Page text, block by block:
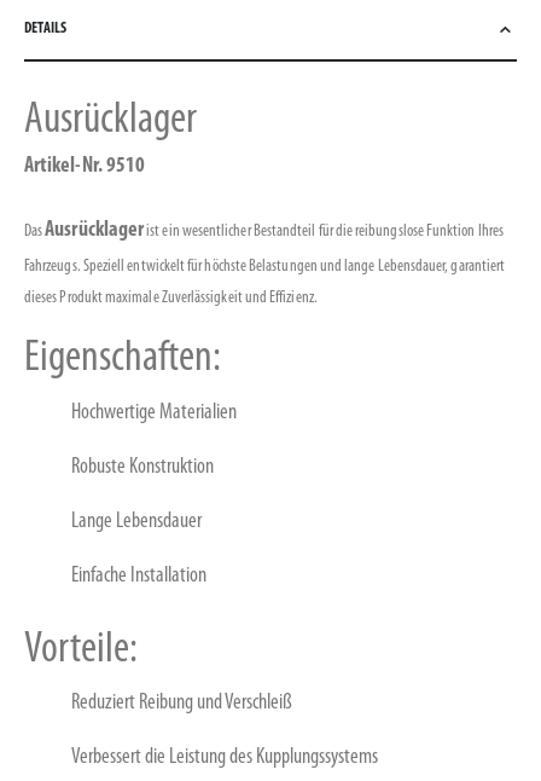
DETAILS
Ausrücklager
Artikel-Nr. 9510
DasAusrücklagerist ein wesentlicher Bestandteil für die reibungslose Funktion Ihres
Fahrzeugs. Speziell entwickelt für höchste Belastungen und lange Lebensdauer, garantiert
dieses Produkt maximale Zuverlässigkeit und Effizienz.
Eigenschaften:
Hochwertige Materialien
Robuste Konstruktion
Lange Lebensdauer
Einfache Installation
Vorteile:
Reduziert Reibung und Verschleiß
Verbessert die Leistung des Kupplungssystems